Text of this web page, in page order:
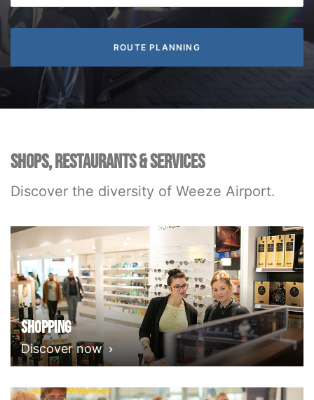
SHOPS, RESTAURANTS & SERVICES
Discover the diversity of Weeze Airport.
Shopping
Discover now